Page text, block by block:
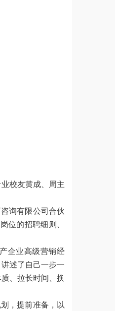
校友黄成、周主
询有限公司合伙
位的招聘细则、
企业高级营销经
述了自己一步一
、拉长时间、换
，提前准备，以